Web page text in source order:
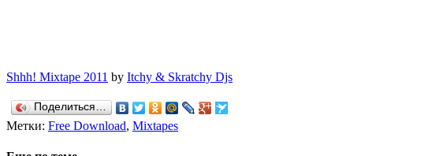
Shhh! Mixtape 2011 by Itchy & Skratchy Djs
Поделиться…
Метки: Free Download, Mixtapes